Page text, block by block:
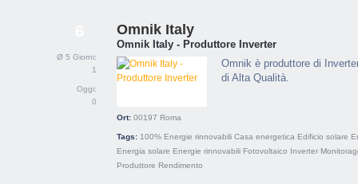
Ø 5 Giorni:
1
Oggi:
0
Omnik Italy
Omnik Italy - Produttore Inverter
Omnik è produttore di
di Alta Qualità.
Ort: 00197 Roma
Tags: 100% Energie rinnovabili Casa energetica Edificio solare
Energia solare Energie rinnovabili Fotovoltaico Inverter
Produttore Rendimento